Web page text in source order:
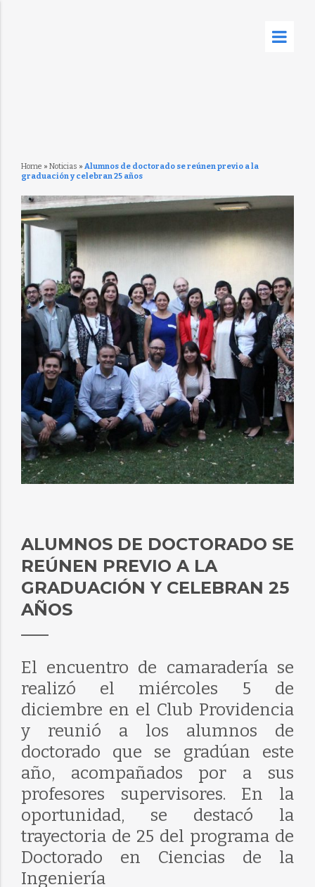
Home » Noticias » Alumnos de doctorado se reúnen previo a la
graduación y celebran 25 años
ALUMNOS DE DOCTORADO SE
REÚNEN PREVIO A LA
GRADUACIÓN Y CELEBRAN 25
AÑOS
El encuentro de camaradería se
realizó el miércoles 5 de
diciembre en el Club Providencia
y reunió a los alumnos de
doctorado que se gradúan este
año, acompañados por a sus
profesores supervisores. En la
oportunidad, se destacó la
trayectoria de 25 del programa de
Doctorado en Ciencias de la
Ingeniería